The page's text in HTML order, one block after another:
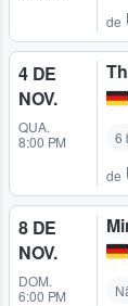
de
4 DE
NOV.
QUA.
8:00 PM
6
de
8 DE
NOV.
DOM.
6:00 PM